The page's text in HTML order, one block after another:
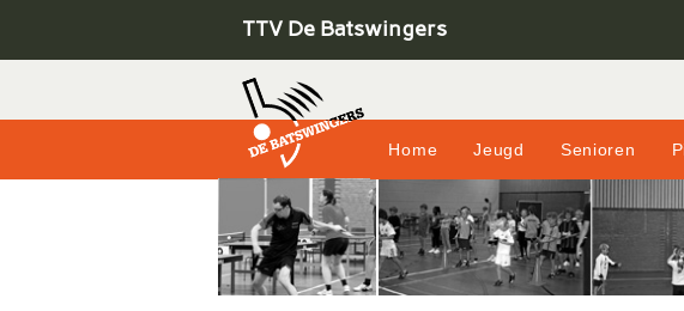
TTV De Batswingers
Home Jeugd Senioren